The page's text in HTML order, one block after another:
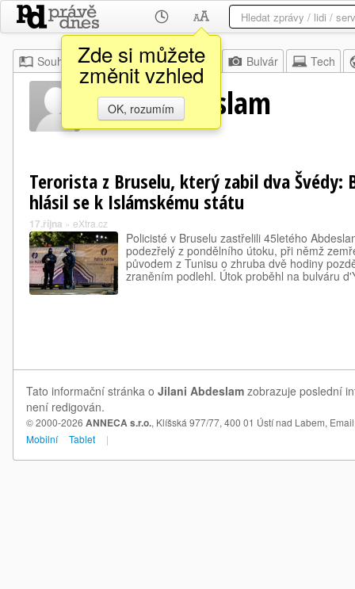
Zde si můžete
změnit vzhled
OK, rozumím
Souhrn Moje Z domova Bulvár Tech
Jilani Abdeslam
Terorista z Bruselu, který zabil dva Švédy:
hlásil se k Islámskému státu
17.října » eXtra.cz
Policisté v Bruselu zastřelili 45letého
podezřelý z pondělního útoku, při němž
původem z Tunisu o zhruba dvě hodiny
zraněním podlehl. Útok proběhl na bulváru
Tato informační stránka o Jilani Abdeslam zobrazuje poslední
není redigován.
© 2000-2026 ANNECA s.r.o., Klíšská 977/77, 400 01 Ústí nad Labem,
Mobilní
Tablet |